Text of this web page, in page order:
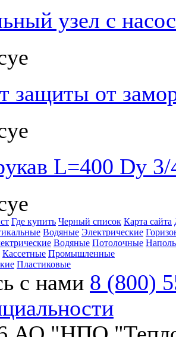
узел с
е
защиты от
е
L=400 Dy 3/
е
Где купить Черный список Карта сайта
Водяные Электрические
Водяные Потолочные
Кассетные Промышленные
Пластиковые
с нами 8 (800)